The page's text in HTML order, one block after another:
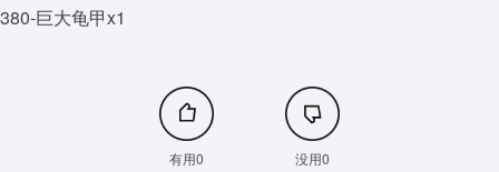
380-巨大龟甲x1
有用0 没用0